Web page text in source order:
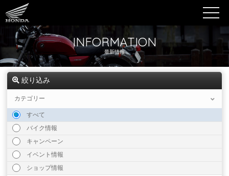
INFORMATION
最新情報
絞り込み
カテゴリー
すべて
バイク情報
キャンペーン
イベント情報
ショップ情報